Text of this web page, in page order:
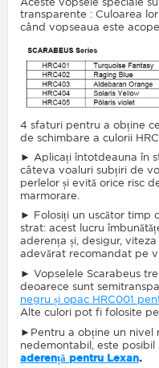
transparente : Culoarea
când vopseaua este
4 sfaturi pentru a obține
de schimbare a culorii
► Aplicați întotdeauna în
câteva voaluri subțiri de
perlelor și evită orice risc
marmorare.
► Folosiți un uscător timp
strat: acest lucru
aderența și, desigur,
adevărat recomandat pe
► Vopselele Scarabeus
deoarece sunt
negru și opac HRC001
Alte culori pot fi folosite
►Pentru a obține un nivel
nedemontabil, este posibil
aderență pentru Lexan.